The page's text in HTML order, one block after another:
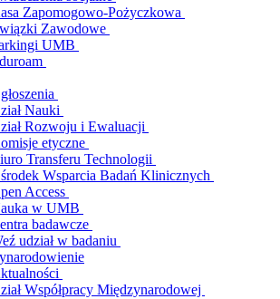
Zapomogowo-Pożyczkowa
Zawodowe
UMB
Nauki
Rozwoju i Ewaluacji
etyczne
Transferu Technologii
Wsparcia Badań Klinicznych
Access
w UMB
badawcze
udział w badaniu
Współpracy Międzynarodowej